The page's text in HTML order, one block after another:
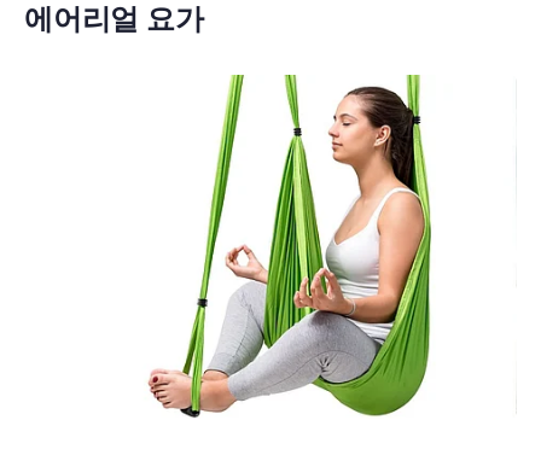
에어리얼 요가